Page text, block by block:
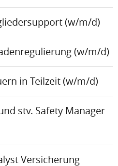
(w/m/d)
(w/m/d)
in Teilzeit (w/m/d)
stv. Safety Manager
Versicherung